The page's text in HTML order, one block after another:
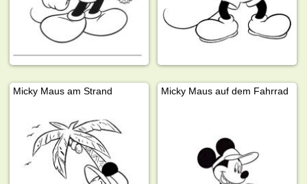
Micky Maus am Strand Micky Maus auf dem Fahrrad